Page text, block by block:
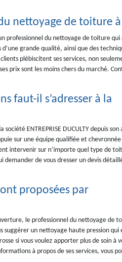
du nettoyage de toiture à
professionnel du nettoyage de toiture qui
grande qualité, ainsi que des
plébiscitent ses services, non
prix sont les moins chers du marché.
faut-il s’adresser à la
ENTREPRISE DUCULTY depuis son
sur une équipe qualifiée et
intervenir sur n’importe quel type de
demander de vous dresser un devis
proposées par
le professionnel du nettoyage de
suggérer un nettoyage haute pression qui
si vous voulez apporter plus de soin à
à propos de ses services, vous